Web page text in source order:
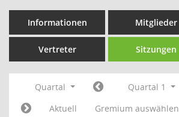
Informationen Mitglieder
Vertreter Sitzungen
Quartal Quartal 1
Aktuell
Gremium auswählen